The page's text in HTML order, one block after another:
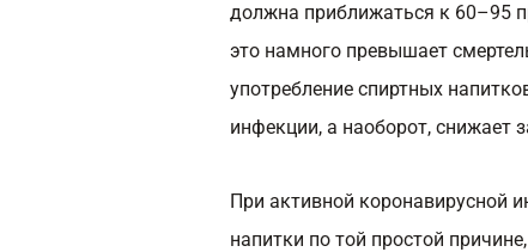
должна приближаться к 60–95
это намного превышает
употребление спиртных
инфекции, а наоборот, снижает
При активной коронавирусной
напитки по той простой